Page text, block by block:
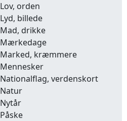
Lov, orden
Lyd, billede
Mad, drikke
Mærkedage
Marked, kræmmere
Mennesker
Nationalflag, verdenskort
Natur
Nytår
Påske